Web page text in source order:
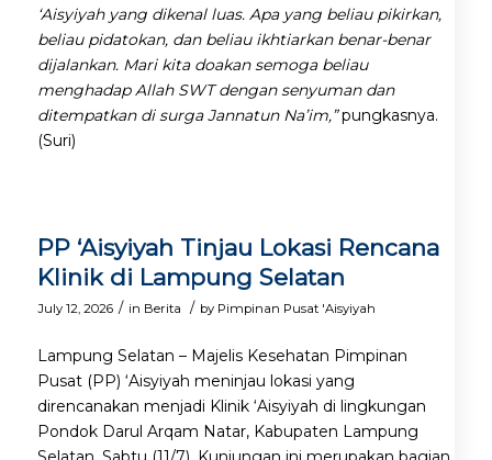
‘Aisyiyah yang dikenal luas. Apa yang beliau pikirkan,
beliau pidatokan, dan beliau ikhtiarkan benar-benar
dijalankan. Mari kita doakan semoga beliau
menghadap Allah SWT dengan senyuman dan
ditempatkan di surga Jannatun Na’im,”pungkasnya.
(Suri)
PP ‘Aisyiyah Tinjau Lokasi Rencana
Klinik di Lampung Selatan
July 12, 2026 / in Berita / by Pimpinan Pusat 'Aisyiyah
Lampung Selatan – Majelis Kesehatan Pimpinan
Pusat (PP) ‘Aisyiyah meninjau lokasi yang
direncanakan menjadi Klinik ‘Aisyiyah di lingkungan
Pondok Darul Arqam Natar, Kabupaten Lampung